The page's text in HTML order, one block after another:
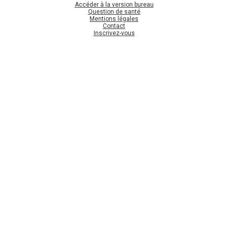
Accéder à la version bureau
Question de santé
Mentions légales
Contact
Inscrivez-vous